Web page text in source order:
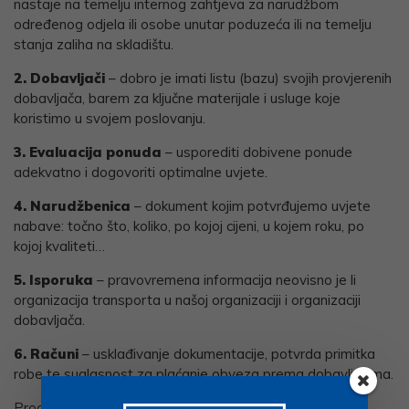
nastaje na temelju internog zahtjeva za narudžbom
određenog odjela ili osobe unutar poduzeća ili na temelju
stanja zaliha na skladištu.
2. Dobavljači – dobro je imati listu (bazu) svojih provjerenih
dobavljača, barem za ključne materijale i usluge koje
koristimo u svojem poslovanju.
3. Evaluacija ponuda – usporediti dobivene ponude
adekvatno i dogovoriti optimalne uvjete.
4. Narudžbenica – dokument kojim potvrđujemo uvjete
nabave: točno što, koliko, po kojoj cijeni, u kojem roku, po
kojoj kvaliteti…
5. Isporuka – pravovremena informacija neovisno je li
organizacija transporta u našoj organizaciji i organizaciji
dobavljača.
6. Računi – usklađivanje dokumentacije, potvrda primitka
robe te suglasnost za plaćanje obveza prema dobavljačima.